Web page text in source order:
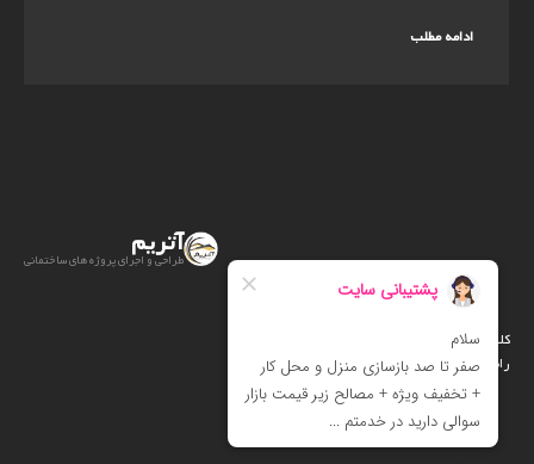
ادامه مطلب
آتریم
طراحی و اجرای پروژه های ساختمانی
کلیه حقوق متعلق است به آتریم
راه اندازی :آرت دیزاین